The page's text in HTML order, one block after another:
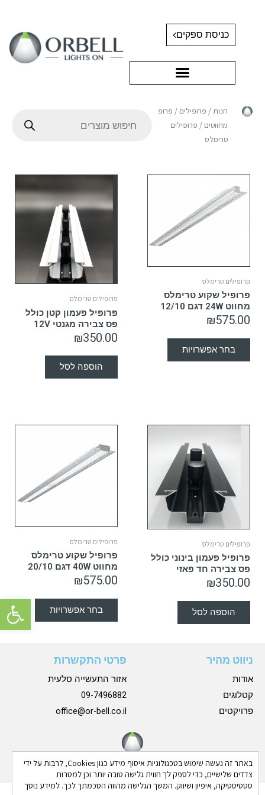
פתח
באתר זה נעשה שימוש בטכנולוגיות איסוף מידע כגון Cookies, לרבות על ידי
צדדים שלישיים, כדי לספק לך חווית גלישה טובה יותר וכן למטרות
סטטיסטיקה, איפיון ושיווק. המשך הגלישה מהווה הסכמתך לכך. למידע נוסך
כניסת ספקים
חנות / פרופילים / פרופילים
מחווטים / פרופילים
טרימלס
פרופילים טרימלס
פרופיל שקוע טרימלס
מחווט 24W דגם 12/10
₪575.00
בחר אפשרויות
פרופילים טרימלס
פרופיל פעמון קטן כולל
פס צבירה מגנטי 12V
₪350.00
הוספה לסל
פרופילים טרימלס
פרופיל פעמון בינוני כולל
פס צבירה חד פאזי
₪350.00
הוספה לסל
פרופילים טרימלס
פרופיל שקוע טרימלס
מחווט 40W דגם 20/10
₪575.00
בחר אפשרויות
ניווט מהיר
אודות
קטלוגים
פרויקטים
פרטי התקשרות
אזור התעשייה סלעית
09-7496882
office@or-bell.co.il